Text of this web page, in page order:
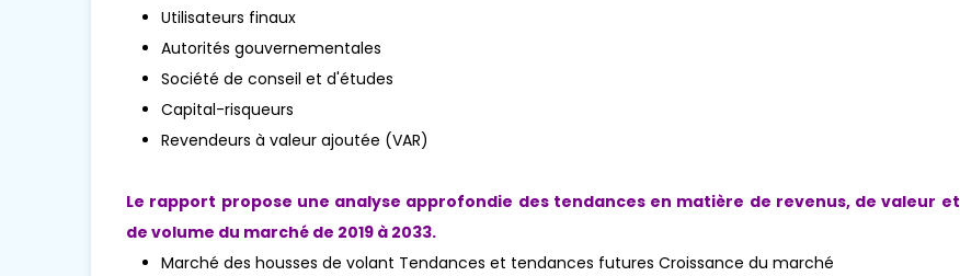
Utilisateurs finaux
Autorités gouvernementales
Société de conseil et d'études
Capital-risqueurs
Revendeurs à valeur ajoutée (VAR)
Le rapport propose une analyse approfondie des tendances en matière de revenus, de valeur et
de volume du marché de 2019 à 2033.
Marché des housses de volant Tendances et tendances futures Croissance du marché